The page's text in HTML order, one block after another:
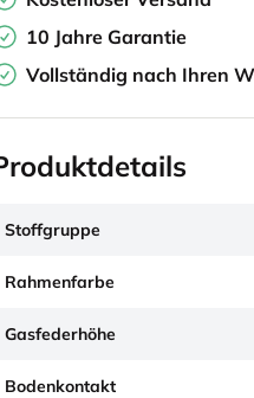
10 Jahre Garantie
Vollständig nach Ihren
Stoffgruppe
Rahmenfarbe
Gasfederhöhe
Bodenkontakt